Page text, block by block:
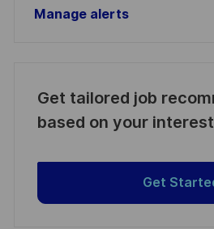
Manage alerts
Get tailored job
based on your
Get